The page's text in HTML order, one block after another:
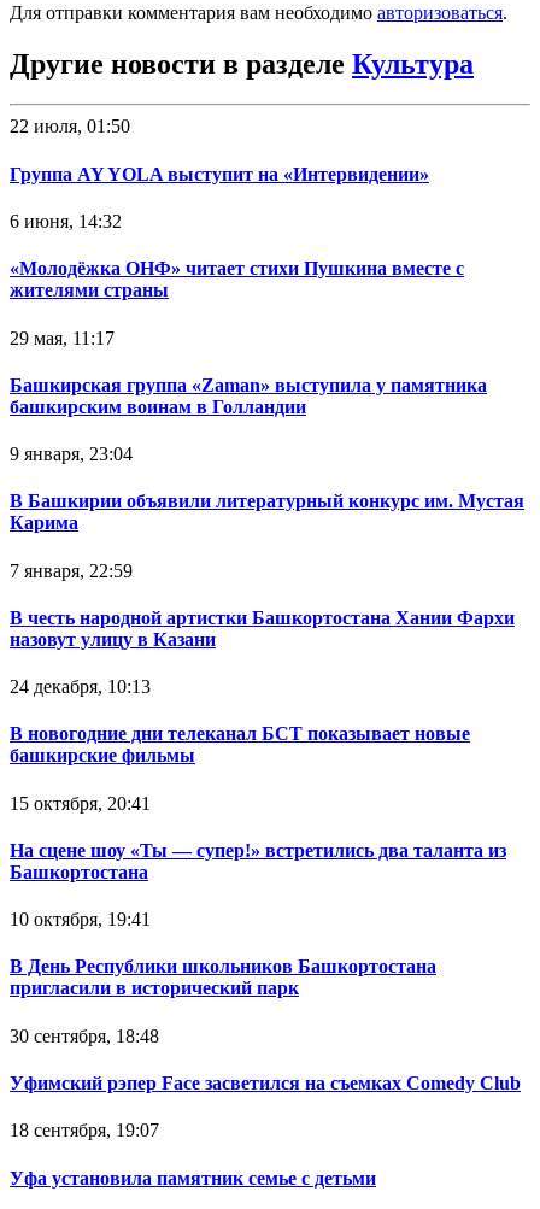
Для отправки комментария вам необходимо авторизоваться.
Другие новости в разделе Культура
22 июля, 01:50
Группа AY YOLA выступит на «Интервидении»
6 июня, 14:32
«Молодёжка ОНФ» читает стихи Пушкина вместе с
жителями страны
29 мая, 11:17
Башкирская группа «Zaman» выступила у памятника
башкирским воинам в Голландии
9 января, 23:04
В Башкирии объявили литературный конкурс им. Мустая
Карима
7 января, 22:59
В честь народной артистки Башкортостана Хании Фархи
назовут улицу в Казани
24 декабря, 10:13
В новогодние дни телеканал БСТ показывает новые
башкирские фильмы
15 октября, 20:41
На сцене шоу «Ты — супер!» встретились два таланта из
Башкортостана
10 октября, 19:41
В День Республики школьников Башкортостана
пригласили в исторический парк
30 сентября, 18:48
Уфимский рэпер Face засветился на съемках Comedy Club
18 сентября, 19:07
Уфа установила памятник семье с детьми